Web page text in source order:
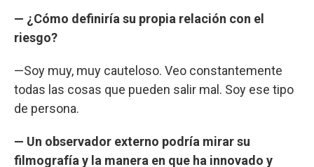
— ¿Cómo definiría su propia relación con el
riesgo?
—Soy muy, muy cauteloso. Veo constantemente
todas las cosas que pueden salir mal. Soy ese tipo
de persona.
— Un observador externo podría mirar su
filmografía y la manera en que ha innovado y